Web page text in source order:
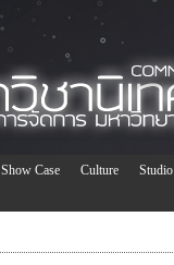
Show Case Culture Studio